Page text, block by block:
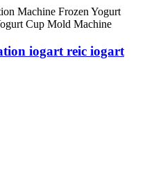
iogart reic iogart